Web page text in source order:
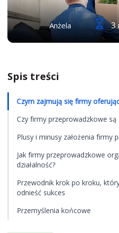
Anżela 3
Spis treści
Czym zajmują się firmy
Czy firmy przeprowadzkowe
Plusy i minusy założenia firmy
Jak firmy przeprowadzkowe
działalność?
Przewodnik krok po kroku,
odnieść sukces
Przemyślenia końcowe